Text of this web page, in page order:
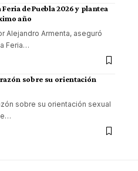
de Puebla 2026 y plantea
año
Alejandro Armenta, aseguró
Feria…
sobre su orientación
sobre su orientación sexual
…